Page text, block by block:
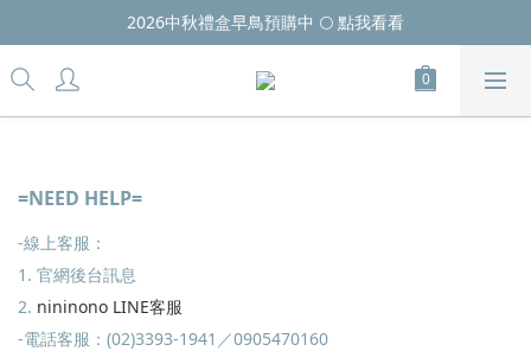
2026中秋禮盒早鳥預購中 🌕 點我看看
=NEED HELP=
-線上客服：
1. 官網後台訊息
2. nininono LINE客服
-電話客服：(02)3393-1941／0905470160